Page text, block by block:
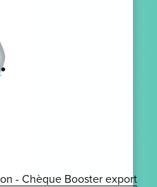
- Chèque Booster export